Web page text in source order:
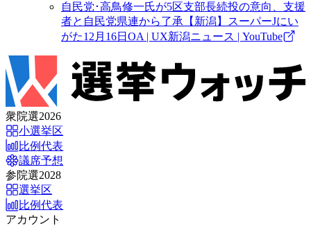
自民党･高鳥修一氏が5区支部長続投の意向、支援
者と自民党県連から了承【新潟】スーパーJにい
がた12月16日OA | UX新潟ニュース | YouTube
衆院選2026
小選挙区
比例代表
議席予想
参院選2028
選挙区
比例代表
アカウント